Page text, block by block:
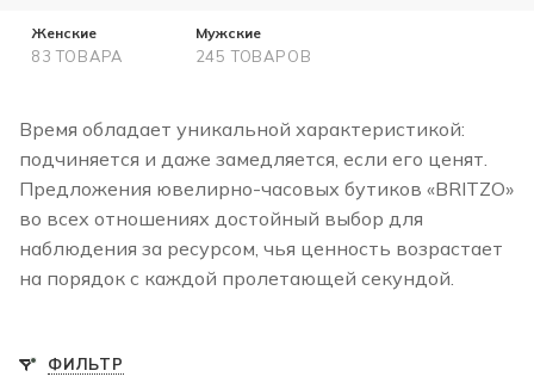
Женские
83 ТОВАРА
Мужские
245 ТОВАРОВ
Время обладает уникальной характеристикой:
подчиняется и даже замедляется, если его ценят.
Предложения ювелирно-часовых бутиков «BRITZO»
во всех отношениях достойный выбор для
наблюдения за ресурсом, чья ценность возрастает
на порядок с каждой пролетающей секундой.
ФИЛЬТР